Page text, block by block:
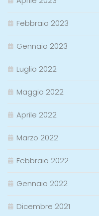
Febbraio 2023
Gennaio 2023
Luglio 2022
Maggio 2022
Aprile 2022
Marzo 2022
Febbraio 2022
Gennaio 2022
Dicembre 2021